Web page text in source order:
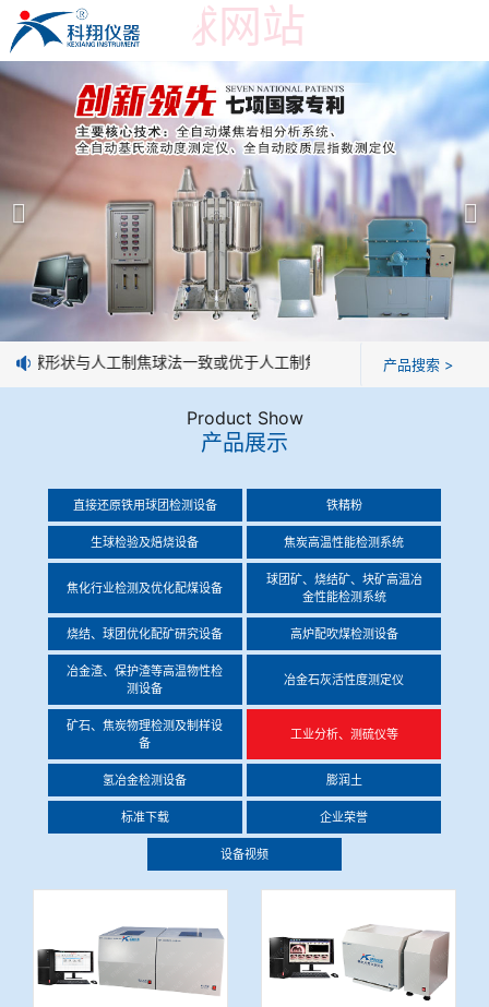
世界杯押球网站
世界杯押球网站
产品展示 ＞
焦炭高温性能检测系统
焦化行业检测及优化配煤设备
球团矿/烧结矿/块矿高温冶金性能检测系统
烧结/球团优化配矿研究设备
冶金渣、保护渣等高温物性检测设备
矿石、焦炭物理检测及制样设备
工业分析、测硫仪等
公司简介
世界杯押球网站
企业业绩
技术交流
企业荣誉
世界杯押球网站
球形状与人工制焦球法一致或优于人工制焦球。 产品搜索 >
Product Show
产品展示
直接还原铁用球团检测设备 铁精粉
生球检验及焙烧设备 焦炭高温性能检测系统
焦化行业检测及优化配煤设备
球团矿、烧结矿、块矿高温冶
金性能检测系统
烧结、球团优化配矿研究设备 高炉配吹煤检测设备
冶金渣、保护渣等高温物性检
测设备
冶金石灰活性度测定仪
矿石、焦炭物理检测及制样设
备
工业分析、测硫仪等
氢冶金检测设备 膨润土
标准下载 企业荣誉
设备视频